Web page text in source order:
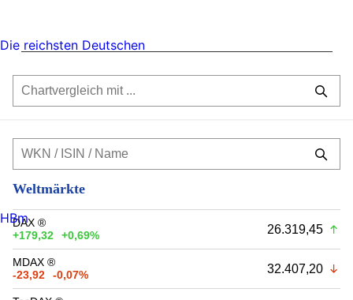
Weltmärkte
DAX ®
+179,32
+0,69% 26.319,45
MDAX ®
-23,92
-0,07% 32.407,20
Die reichsten Deutschen
HBm